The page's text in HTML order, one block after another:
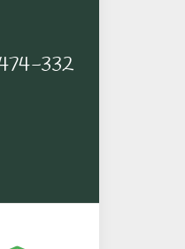
332